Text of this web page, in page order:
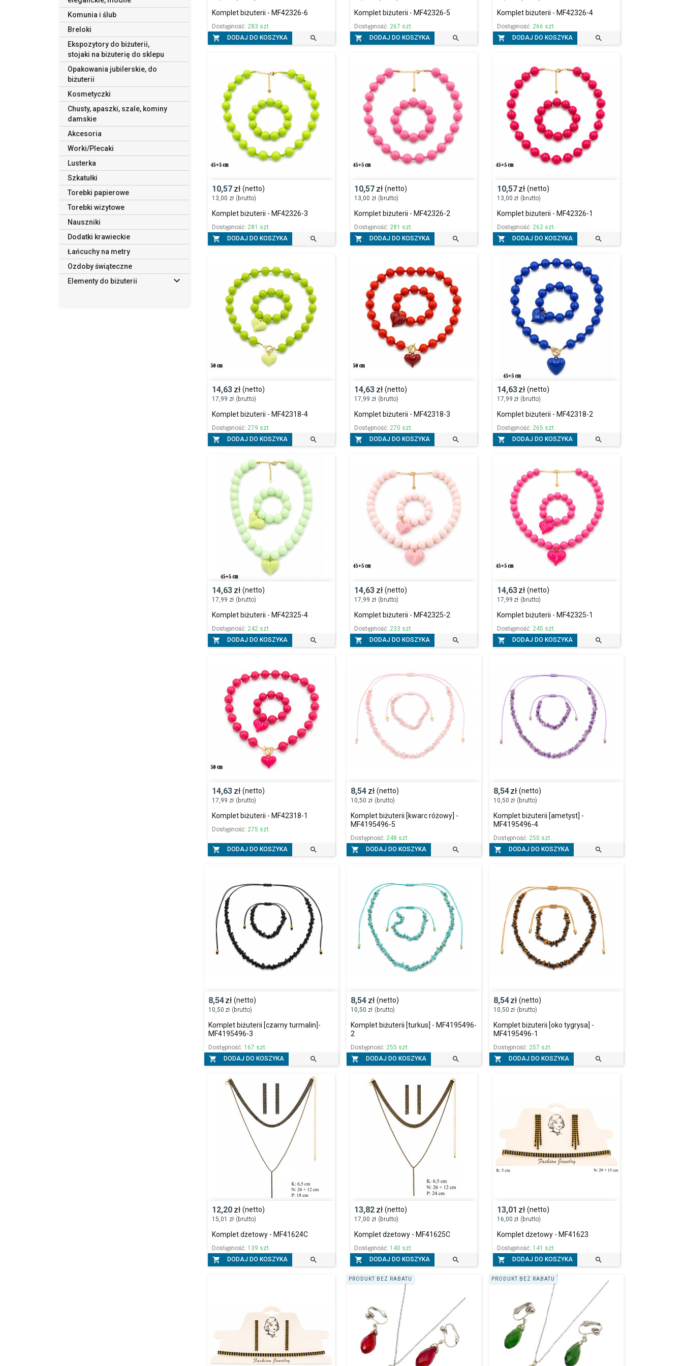
Komunia i ślub
Breloki
Ekspozytory do biżuterii,
stojaki na biżuterię do sklepu
Opakowania jubilerskie, do
biżuterii
Kosmetyczki
Chusty, apaszki, szale, kominy
damskie
Akcesoria
Worki/Plecaki
Lusterka
Szkatułki
Torebki papierowe
Torebki wizytowe
Nauszniki
Dodatki krawieckie
Łańcuchy na metry
Ozdoby świąteczne
Elementy do biżuterii

Komplet biżuterii - MF42326-6
Dostępność: 283 szt.
 DODAJ DO KOSZYKA 
Komplet biżuterii - MF42326-5
Dostępność: 267 szt.
 DODAJ DO KOSZYKA 
Komplet biżuterii - MF42326-4
Dostępność: 266 szt.
 DODAJ DO KOSZYKA 
10,57 zł (netto)
13,00 zł (brutto)
Komplet biżuterii - MF42326-3
Dostępność: 281 szt.
 DODAJ DO KOSZYKA 
10,57 zł (netto)
13,00 zł (brutto)
Komplet biżuterii - MF42326-2
Dostępność: 281 szt.
 DODAJ DO KOSZYKA 
10,57zł (netto)
13,00 zł (brutto)
Komplet biżuterii - MF42326-1
Dostępność: 262 szt.
 DODAJ DO KOSZYKA 
14,63 zł (netto)
17,99 zł (brutto)
Komplet biżuterii - MF42318-4
Dostępność: 279 szt.
 DODAJ DO KOSZYKA 
14,63 zł (netto)
17,99 zł (brutto)
Komplet biżuterii - MF42318-3
Dostępność: 270 szt.
 DODAJ DO KOSZYKA 
14,63zł (netto)
17,99 zł (brutto)
Komplet biżuterii - MF42318-2
Dostępność: 265 szt.
 DODAJ DO KOSZYKA 
14,63 zł (netto)
17,99 zł (brutto)
Komplet biżuterii - MF42325-4
Dostępność: 242 szt.
 DODAJ DO KOSZYKA 
14,63 zł (netto)
17,99 zł (brutto)
Komplet biżuterii - MF42325-2
Dostępność: 233 szt.
 DODAJ DO KOSZYKA 
14,63zł (netto)
17,99 zł (brutto)
Komplet biżuterii - MF42325-1
Dostępność: 245 szt.
 DODAJ DO KOSZYKA 
14,63 zł (netto)
17,99 zł (brutto)
Komplet biżuterii - MF42318-1
Dostępność: 275 szt.
 DODAJ DO KOSZYKA 
8,54 zł (netto)
10,50 zł (brutto)
Komplet biżuterii [kwarc różowy] -
MF4195496-5
Dostępność: 248 szt.
 DODAJ DO KOSZYKA 
8,54zł (netto)
10,50 zł (brutto)
Komplet biżuterii [ametyst] -
MF4195496-4
Dostępność: 250 szt.
 DODAJ DO KOSZYKA 
8,54zł (netto)
10,50 zł (brutto)
Komplet biżuterii [czarny turmalin]-
MF4195496-3
Dostępność: 167 szt.
 DODAJ DO KOSZYKA 
8,54 zł (netto)
10,50 zł (brutto)
Komplet biżuterii [turkus] - MF4195496-
2
Dostępność: 255 szt.
 DODAJ DO KOSZYKA 
8,54zł (netto)
10,50 zł (brutto)
Komplet biżuterii [oko tygrysa] -
MF4195496-1
Dostępność: 257 szt.
 DODAJ DO KOSZYKA 
12,20 zł (netto)
15,01 zł (brutto)
Komplet dżetowy - MF41624C
Dostępność: 139 szt.
 DODAJ DO KOSZYKA 
13,82 zł (netto)
17,00 zł (brutto)
Komplet dżetowy - MF41625C
Dostępność: 140 szt.
 DODAJ DO KOSZYKA 
13,01 zł (netto)
16,00 zł (brutto)
Komplet dżetowy - MF41623
Dostępność: 141 szt.
 DODAJ DO KOSZYKA 
PRODUKT BEZ RABATU PRODUKT BEZ RABATU